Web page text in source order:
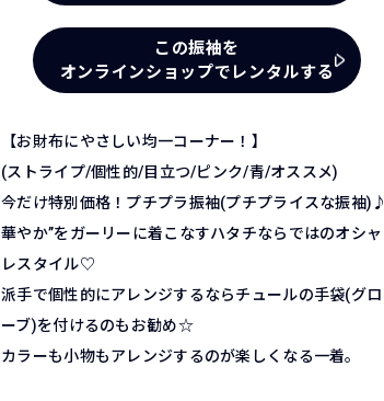
この振袖を
オンラインショップでレンタルする
【お財布にやさしい均一コーナー！】
(ストライプ/個性的/目立つ/ピンク/青/オススメ)
今だけ特別価格！プチプラ振袖(プチプライスな振袖)♪
華やか”をガーリーに着こなすハタチならではのオシャ
レスタイル♡
派手で個性的にアレンジするならチュールの手袋(グロ
ーブ)を付けるのもお勧め☆
カラーも小物もアレンジするのが楽しくなる一着。